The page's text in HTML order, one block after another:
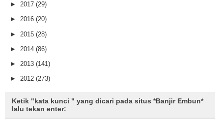
► 2017 (29)
► 2016 (20)
► 2015 (28)
► 2014 (86)
► 2013 (141)
► 2012 (273)
Ketik "kata kunci " yang dicari pada situs *Banjir Embun*
lalu tekan enter: